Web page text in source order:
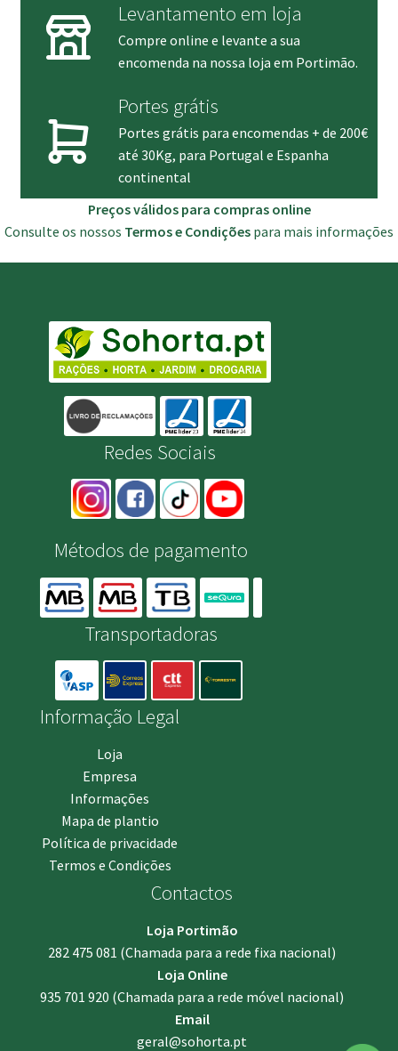
Levantamento em loja
Compre online e levante a sua
encomenda na nossa loja em Portimão.
Portes grátis
Portes grátis para encomendas + de 200€
até 30Kg, para Portugal e Espanha
continental
Preços válidos para compras online
Consulte os nossos Termos e Condições para mais informações
Redes Sociais
Métodos de pagamento
Transportadoras
Informação Legal
Loja
Empresa
Informações
Mapa de plantio
Política de privacidade
Termos e Condições
Contactos
Loja Portimão
282 475 081 (Chamada para a rede fixa nacional)
Loja Online
935 701 920 (Chamada para a rede móvel nacional)
Email
geral@sohorta.pt